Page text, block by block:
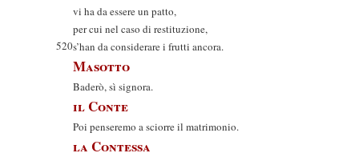
vi ha da essere un patto,
per cui nel caso di restituzione,
520s’han da considerare i frutti ancora.
Masotto
Baderò, sì signora.
il Conte
Poi penseremo a sciorre il matrimonio.
la Contessa